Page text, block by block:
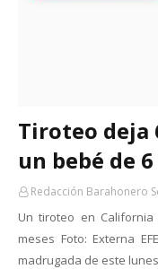
Tiroteo deja
un bebé de
Redacción Barahonero
Un tiroteo en
meses Foto: Externa
madrugada de este